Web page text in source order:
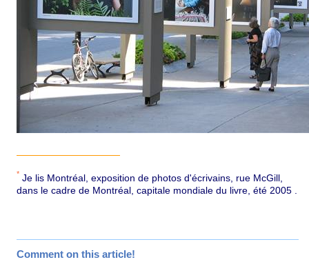
* Je lis Montréal, exposition de photos d'écrivains, rue McGill,
dans le cadre de Montréal, capitale mondiale du livre, été 2005 .
Comment on this article!